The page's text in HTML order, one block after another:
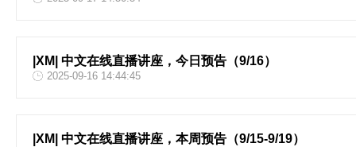
|XM| 中文在线直播讲座，今日预告（9/16）
2025-09-16 14:44:45
|XM| 中文在线直播讲座，本周预告（9/15-9/19）